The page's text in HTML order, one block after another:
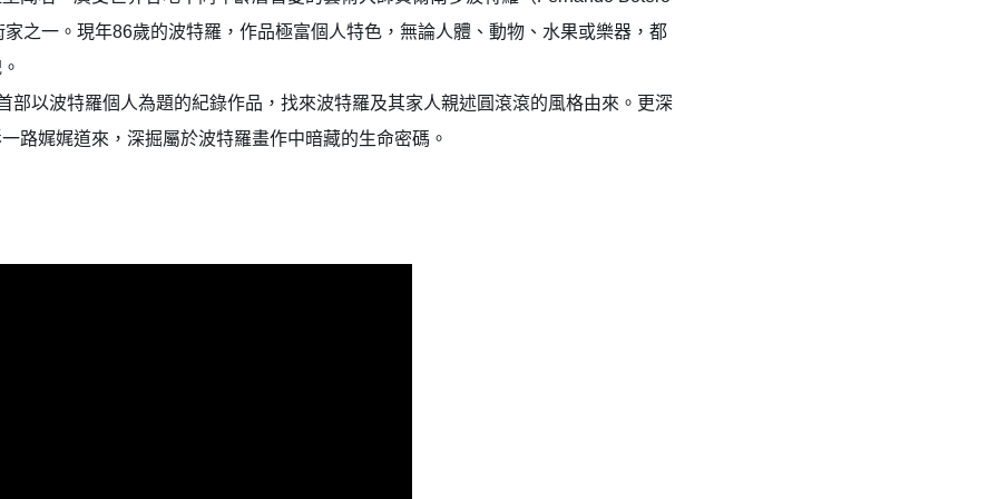
之一。現年86歲的波特羅，作品極富個人特色，無論人體、動物、水果或樂器，都
部以波特羅個人為題的紀錄作品，找來波特羅及其家人親述圓滾滾的風格由來。更深
路娓娓道來，深掘屬於波特羅畫作中暗藏的生命密碼。